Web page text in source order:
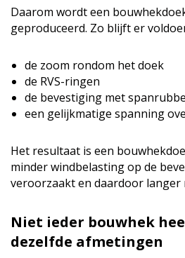
Daarom wordt een
geproduceerd. Zo blijft er
de zoom rondom het doek
de RVS-ringen
de bevestiging met
een gelijkmatige spanning
Het resultaat is een
minder windbelasting op de
veroorzaakt en daardoor langer
Niet ieder bouwhek
dezelfde afmetingen